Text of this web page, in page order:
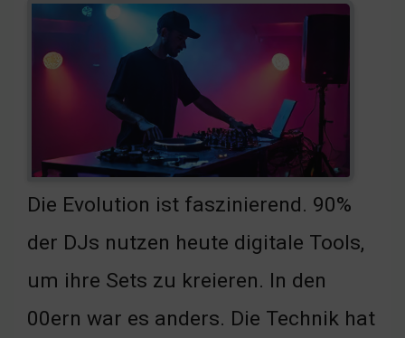
Die Evolution ist faszinierend. 90%
der DJs nutzen heute digitale Tools,
um ihre Sets zu kreieren. In den
00ern war es anders. Die Technik hat